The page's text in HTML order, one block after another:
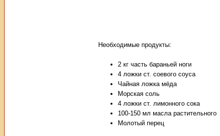
Необходимые продукты:
2 кг часть бараньей ноги
4 ложки ст. соевого соуса
Чайная ложка мёда
Морская соль
4 ложки ст. лимонного сока
100-150 мл масла растительного
Молотый перец